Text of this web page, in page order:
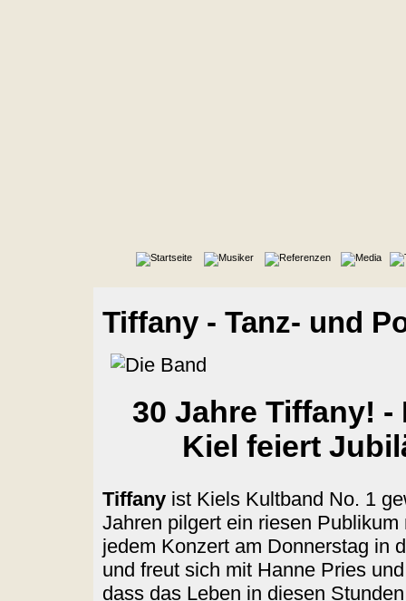
Tiffany - Tanz- und
30 Jahre Tiffany! -
Kiel feiert
Tiffanyist Kiels Kultband No. 1
Jahren pilgert ein riesen Publikum
jedem Konzert am Donnerstag in
und freut sich mit Hanne Pries
dass das Leben in diesen